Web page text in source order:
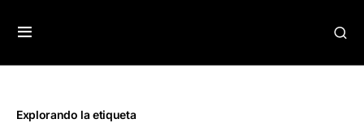
Explorando la etiqueta